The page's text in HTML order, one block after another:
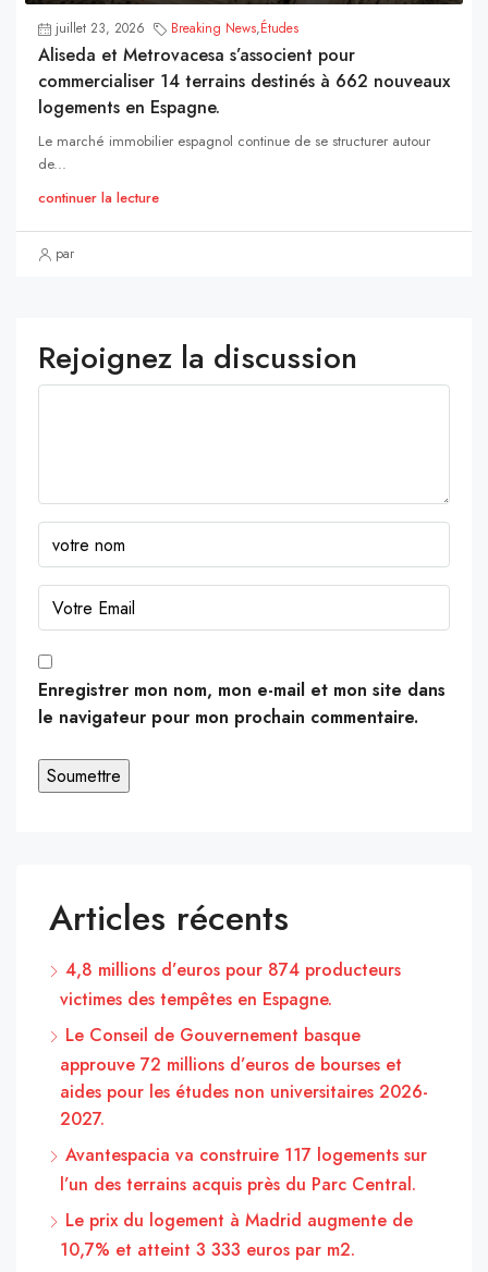
juillet 23, 2026 Breaking News,Études
Aliseda et Metrovacesa s’associent pour
commercialiser 14 terrains destinés à 662 nouveaux
logements en Espagne.
Le marché immobilier espagnol continue de se structurer autour
de...
continuer la lecture
par
Rejoignez la discussion
Enregistrer mon nom, mon e-mail et mon site dans
le navigateur pour mon prochain commentaire.
Articles récents
4,8 millions d’euros pour 874 producteurs
victimes des tempêtes en Espagne.
Le Conseil de Gouvernement basque
approuve 72 millions d’euros de bourses et
aides pour les études non universitaires 2026-
2027.
Avantespacia va construire 117 logements sur
l’un des terrains acquis près du Parc Central.
Le prix du logement à Madrid augmente de
10,7% et atteint 3 333 euros par m2.